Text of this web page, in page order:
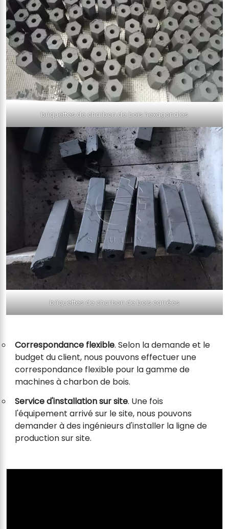
briquettes de charbon de bois hexagonales
briquettes de charbon de bois carrées
Correspondance flexible. Selon la demande et le
budget du client, nous pouvons effectuer une
correspondance flexible pour la gamme de
machines à charbon de bois.
Service d'installation sur site. Une fois
l'équipement arrivé sur le site, nous pouvons
demander à des ingénieurs d'installer la ligne de
production sur site.